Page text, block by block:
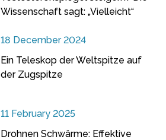
Wissenschaft sagt: „Vielleicht“
18 December 2024
Ein Teleskop der Weltspitze auf
der Zugspitze
11 February 2025
Drohnen Schwärme: Effektive